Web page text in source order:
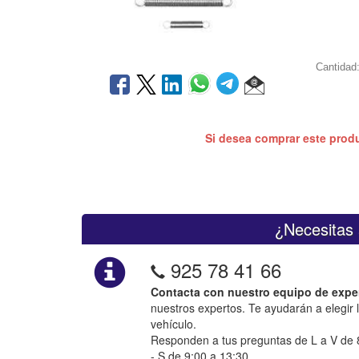
Si desea comprar este
925 78 41 66
Contacta con nuestro equipo de
nuestros expertos. Te ayudarán a
vehículo.
Responden a tus preguntas de L a V